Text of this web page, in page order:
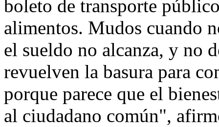
boleto de transporte
alimentos. Mudos cuando
el sueldo no alcanza, y no
revuelven la basura para
porque parece que el
al ciudadano común",